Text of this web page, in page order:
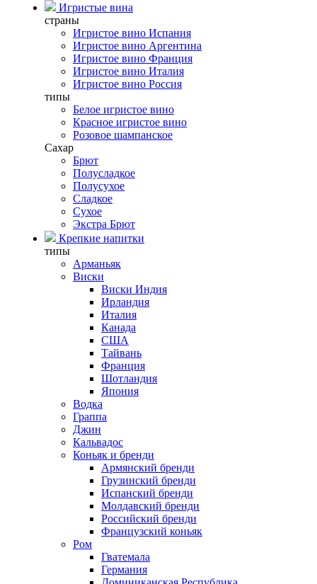
Игристые вина
страны
Игристое вино Испания
Игристое вино Аргентина
Игристое вино Франция
Игристое вино Италия
Игристое вино Россия
типы
Белое игристое вино
Красное игристое вино
Розовое шампанское
Сахар
Брют
Полусладкое
Полусухое
Сладкое
Сухое
Экстра Брют
Крепкие напитки
типы
Арманьяк
Виски
Виски Индия
Ирландия
Италия
Канада
США
Тайвань
Франция
Шотландия
Япония
Водка
Граппа
Джин
Кальвадос
Коньяк и бренди
Армянский бренди
Грузинский бренди
Испанский бренди
Молдавский бренди
Российский бренди
Французский коньяк
Ром
Гватемала
Германия